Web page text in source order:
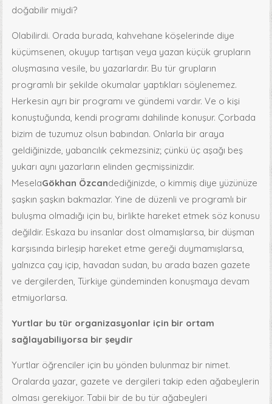
doğabilir miydi?
Olabilirdi. Orada burada, kahvehane köşelerinde diye
küçümsenen, okuyup tartışan veya yazan küçük grupların
oluşmasına vesile, bu yazarlardır. Bu tür grupların
programlı bir şekilde okumalar yaptıkları söylenemez.
Herkesin ayrı bir programı ve gündemi vardır. Ve o kişi
konuştuğunda, kendi programı dahilinde konuşur. Çorbada
bizim de tuzumuz olsun babından. Onlarla bir araya
geldiğinizde, yabancılık çekmezsiniz; çünkü üç aşağı beş
yukarı aynı yazarların elinden geçmişsinizdir.
MeselaGökhan Özcandediğinizde, o kimmiş diye yüzünüze
şaşkın şaşkın bakmazlar. Yine de düzenli ve programlı bir
buluşma olmadığı için bu, birlikte hareket etmek söz konusu
değildir. Eskaza bu insanlar dost olmamışlarsa, bir düşman
karşısında birleşip hareket etme gereği duymamışlarsa,
yalnızca çay içip, havadan sudan, bu arada bazen gazete
ve dergilerden, Türkiye gündeminden konuşmaya devam
etmiyorlarsa.
Yurtlar bu tür organizasyonlar için bir ortam
sağlayabiliyorsa bir şeydir
Yurtlar öğrenciler için bu yönden bulunmaz bir nimet.
Oralarda yazar, gazete ve dergileri takip eden ağabeylerin
olması gerekiyor. Tabii bir de bu tür ağabeyleri